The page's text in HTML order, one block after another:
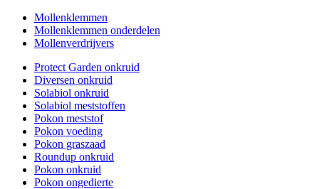
Mollenklemmen
Mollenklemmen onderdelen
Mollenverdrijvers
Protect Garden onkruid
Diversen onkruid
Solabiol onkruid
Solabiol meststoffen
Pokon meststof
Pokon voeding
Pokon graszaad
Roundup onkruid
Pokon onkruid
Pokon ongedierte